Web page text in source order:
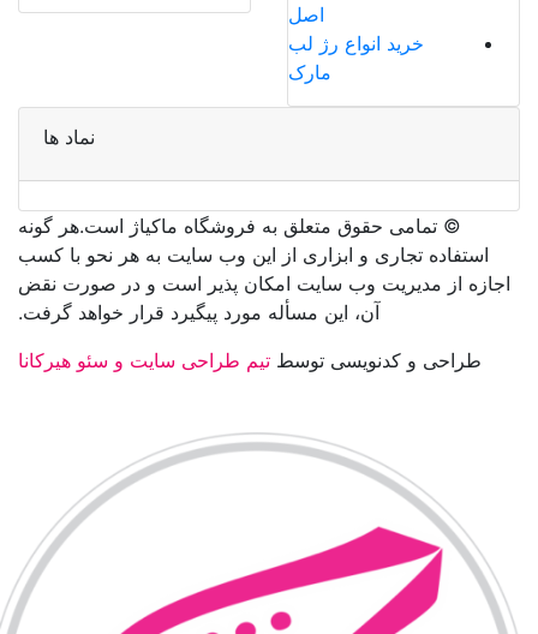
اصل
خرید انواع رژ لب
مارک
نماد ها
©️ تمامی حقوق متعلق به فروشگاه ماکیاژ است.هر گونه
استفاده تجاری و ابزاری از این وب سایت به هر نحو با کسب
اجازه از مدیریت وب سایت امکان پذیر است و در صورت نقض
آن، این مسأله مورد پیگیرد قرار خواهد گرفت.
طراحی و کدنویسی توسط تیم طراحی سایت و سئو هیرکانا